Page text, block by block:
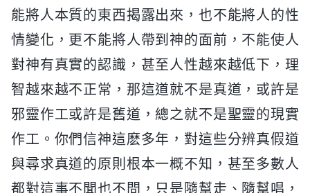
能將人本質的東西揭露出來，也不能將人的性
情變化，更不能將人帶到神的面前，不能使人
對神有真實的認識，甚至人性越來越低下，理
智越來越不正常，那這道就不是真道，或許是
邪靈作工或許是舊道，總之就不是聖靈的現實
作工。你們信神這麽多年，對這些分辨真假道
與尋求真道的原則根本一概不知，甚至多數人
都對這事不聞也不問，只是隨幫走、隨幫唱，